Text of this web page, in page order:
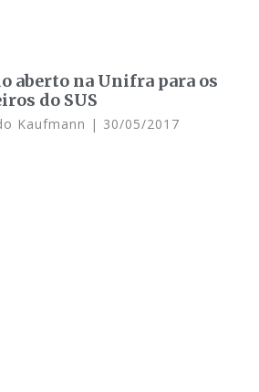
aberto na Unifra para os
do SUS
Kaufmann 30/05/2017